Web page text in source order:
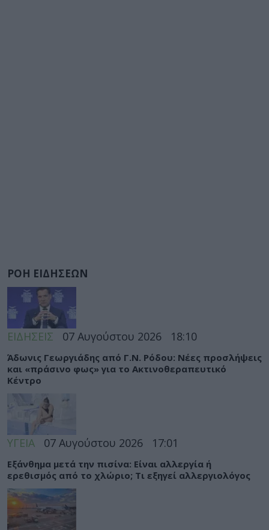
ΡΟΗ ΕΙΔΗΣΕΩΝ
ΕΙΔΗΣΕΙΣ 07 Αυγούστου 2026 18:10
Άδωνις Γεωργιάδης από Γ.Ν. Ρόδου: Νέες προσλήψεις
και «πράσινο φως» για το Ακτινοθεραπευτικό
Κέντρο
ΥΓΕΙΑ 07 Αυγούστου 2026 17:01
Εξάνθημα μετά την πισίνα: Είναι αλλεργία ή
ερεθισμός από το χλώριο; Τι εξηγεί αλλεργιολόγος